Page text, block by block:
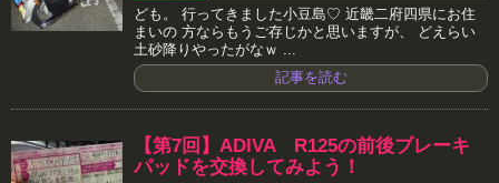
ども。 行ってきました小豆島♡ 近畿二府四県にお住
まいの 方ならもうご存じかと思いますが、 どえらい
土砂降りやったがなｗ ...
記事を読む
【第7回】ADIVA R125の前後ブレーキ
パッドを交換してみよう！